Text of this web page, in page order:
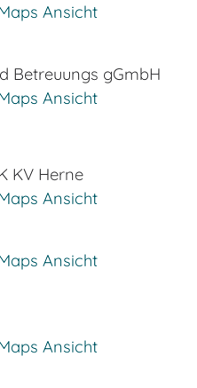
Ansicht
Betreuungs gGmbH
Ansicht
KV Herne
Ansicht
Ansicht
Ansicht